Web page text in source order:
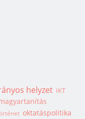
helyzet IKT
oktatáspolitika